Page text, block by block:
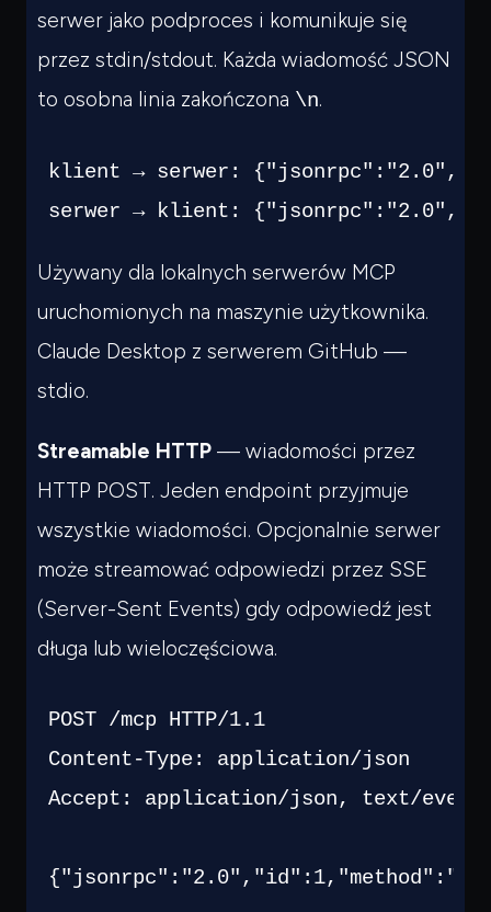
serwer jako podproces i komunikuje się
przez stdin/stdout. Każda wiadomość JSON
to osobna linia zakończona \n.
klient → serwer:
serwer → klient:
Używany dla lokalnych serwerów MCP
uruchomionych na maszynie użytkownika.
Claude Desktop z serwerem GitHub —
stdio.
Streamable HTTP — wiadomości przez
HTTP POST. Jeden endpoint przyjmuje
wszystkie wiadomości. Opcjonalnie serwer
może streamować odpowiedzi przez SSE
(Server-Sent Events) gdy odpowiedź jest
długa lub wieloczęściowa.
POST /mcp HTTP/1.1
Content-Type: application/json
Accept: application/json, text/event-